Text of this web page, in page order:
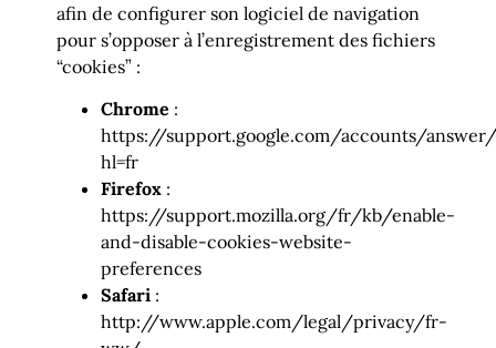
afin de configurer son logiciel de navigation
pour s’opposer à l’enregistrement des fichiers
“cookies” :
Chrome :
https://support.google.com/accounts/answer/
hl=fr
Firefox :
https://support.mozilla.org/fr/kb/enable-
and-disable-cookies-website-
preferences
Safari :
http://www.apple.com/legal/privacy/fr-